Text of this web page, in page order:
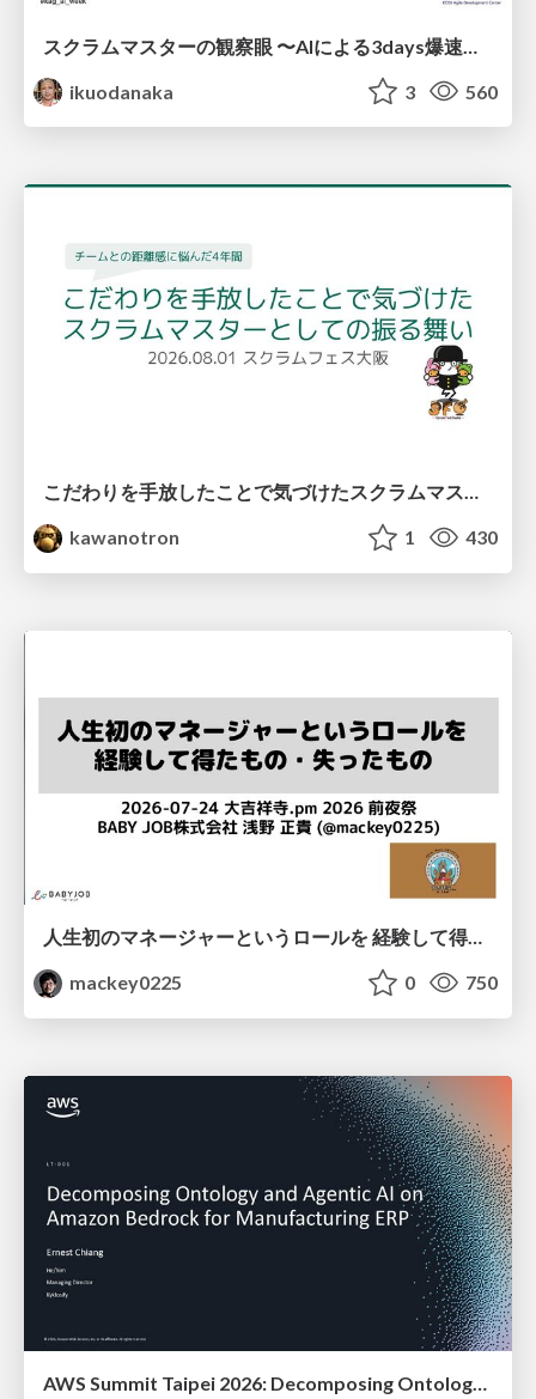
ikuodanaka
3 560
こだわりを手放したことで気づけたスクラムマスターとしての振る舞い
kawanotron
1 430
人生初のマネージャーというロールを 経験して得たもの・失ったもの / Reflections on My First Manager Role
mackey0225
0 750